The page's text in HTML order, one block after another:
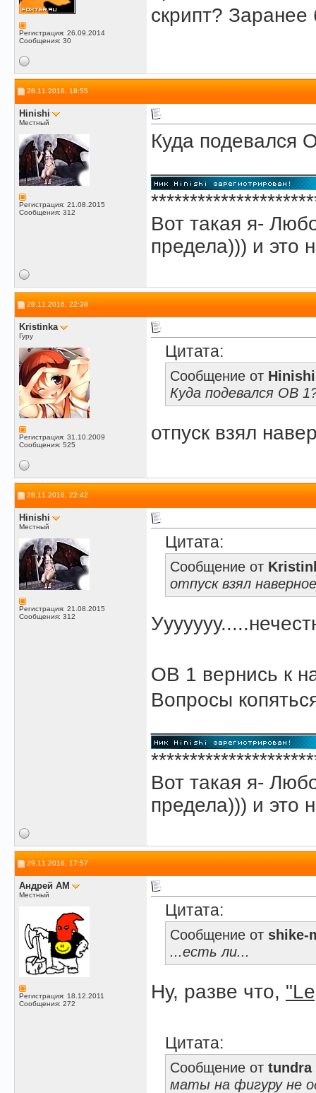
Регистрация: 26.09.2014
Сообщения: 30
скрипт? Заранее
28.11.2016, 18:55
Hinishi
Местный
Регистрация: 21.08.2015
Сообщения: 312
Куда подевался
Вот такая я-
предела))) и это
28.11.2016, 22:38
Kristinka
Гуру
Регистрация: 31.10.2009
Сообщения: 525
Цитата:
Сообщение от Hinishi
Куда подевался OB
отпуск взял
28.11.2016, 22:42
Hinishi
Местный
Регистрация: 21.08.2015
Сообщения: 312
Цитата:
Сообщение от
отпуск взял
OB 1 вернись к
Вопросы
Вот такая я-
предела))) и это
29.11.2016, 17:57
Андрей АМ
Местный
Регистрация: 18.12.2011
Сообщения: 272
Цитата:
Сообщение от shike-
...есть ли...
Ну, разве что,
Цитата:
Сообщение от tundra
маты на фигуру не